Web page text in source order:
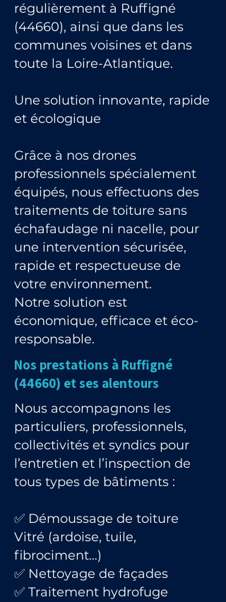
régulièrement à Ruffigné
(44660), ainsi que dans les
communes voisines et dans
toute la Loire-Atlantique.
Une solution innovante, rapide
et écologique
Grâce à nos drones
professionnels spécialement
équipés, nous effectuons des
traitements de toiture sans
échafaudage ni nacelle, pour
une intervention sécurisée,
rapide et respectueuse de
votre environnement.
Notre solution est
économique, efficace et éco-
responsable.
Nos prestations à Ruffigné
(44660) et ses alentours
Nous accompagnons les
particuliers, professionnels,
collectivités et syndics pour
l’entretien et l’inspection de
tous types de bâtiments :
✅ Démoussage de toiture
Vitré (ardoise, tuile,
fibrociment…)
✅ Nettoyage de façades
✅ Traitement hydrofuge